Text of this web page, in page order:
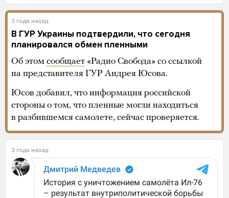
3 года назад
В ГУР Украины подтвердили, что сегодня
планировался обмен пленными
Об этом сообщает «Радио Свобода» со ссылкой
на представителя ГУР Андрея Юсова.
Юсов добавил, что информация российской
стороны о том, что пленные могли находиться
в разбившемся самолете, сейчас проверяется.
3 года назад